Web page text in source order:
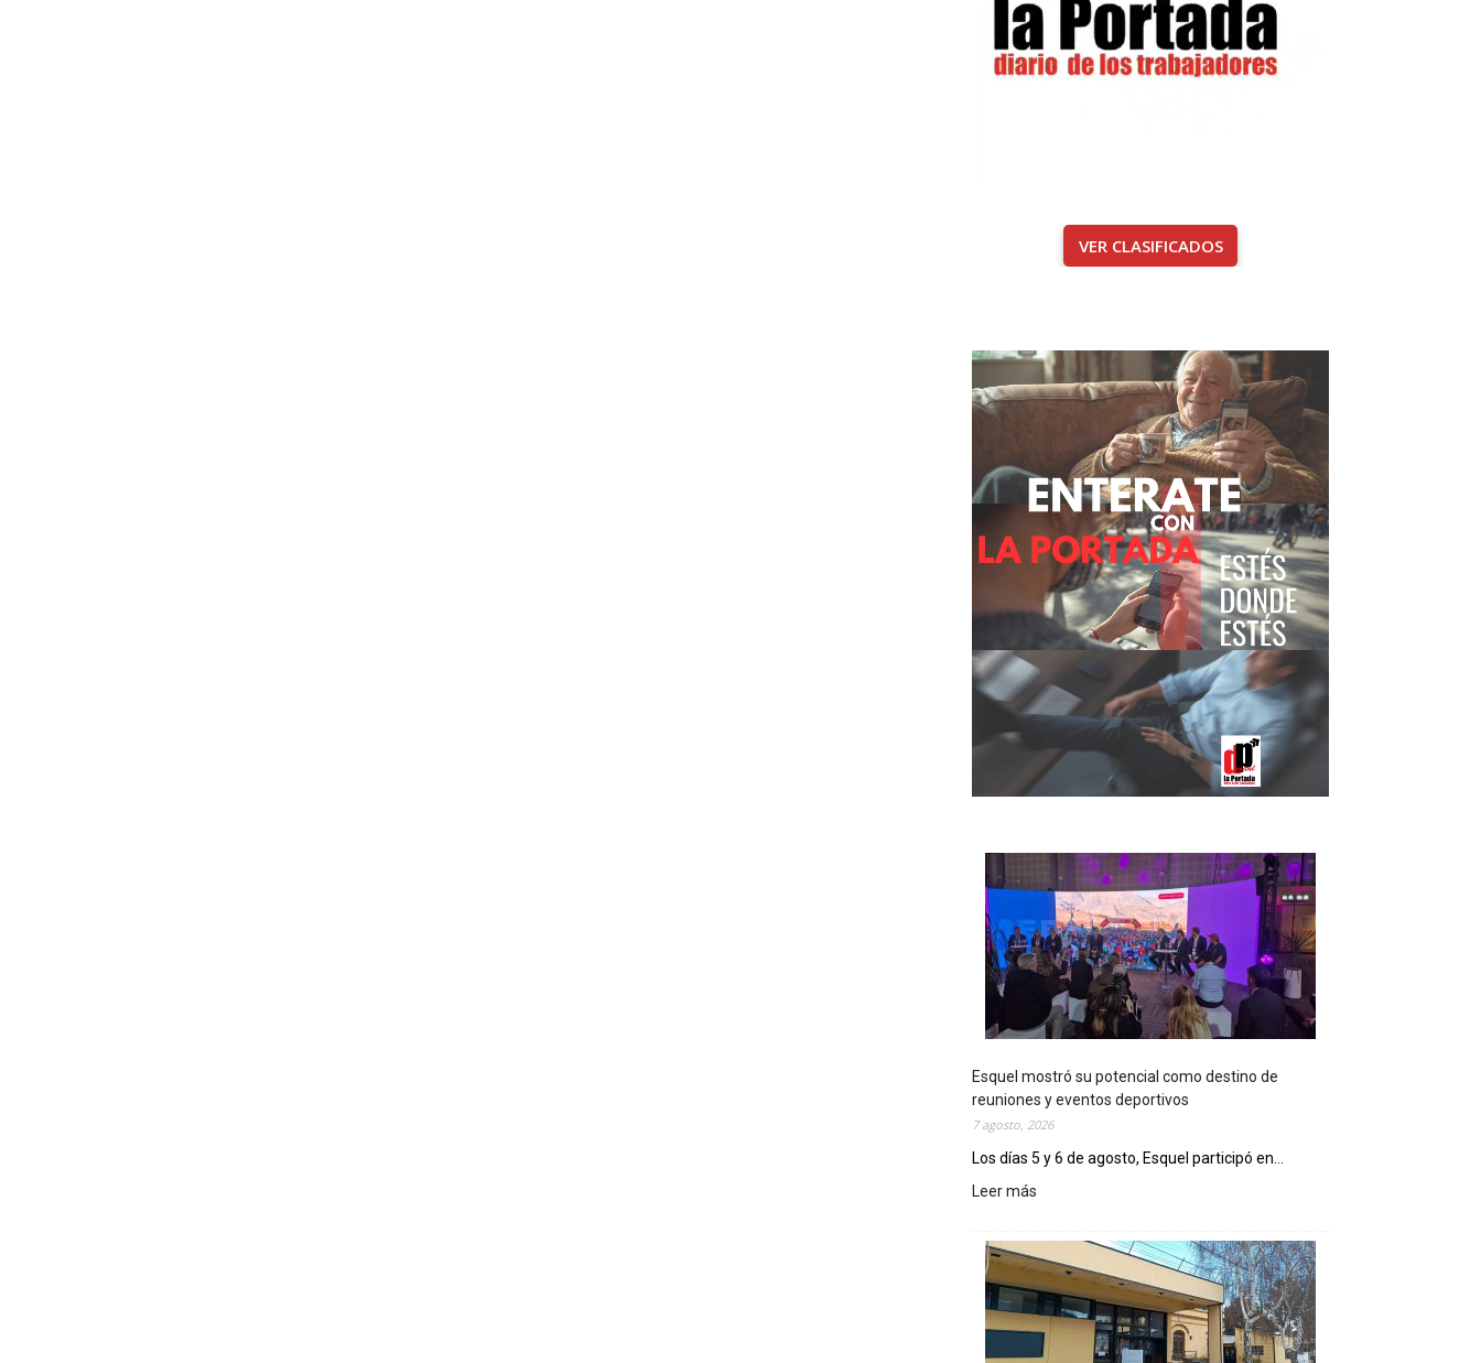
VER CLASIFICADOS
Esquel mostró su potencial como destino de
reuniones y eventos deportivos
7 agosto, 2026
Los días 5 y 6 de agosto, Esquel participó en...
Leer más
s
q
u
e
l
m